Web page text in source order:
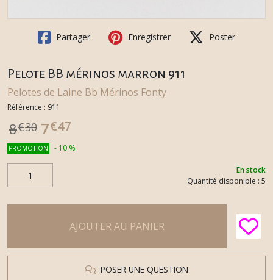
Partager Enregistrer Poster
Pelote BB mérinos marron 911
Pelotes de Laine Bb Mérinos Fonty
Référence : 911
8€30 7€47
PROMOTION - 10 %
En stock
Quantité disponible : 5
AJOUTER AU PANIER
POSER UNE QUESTION